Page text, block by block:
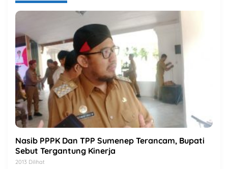
Nasib PPPK Dan TPP Sumenep Terancam, Bupati
Sebut Tergantung Kinerja
2013 Dilihat